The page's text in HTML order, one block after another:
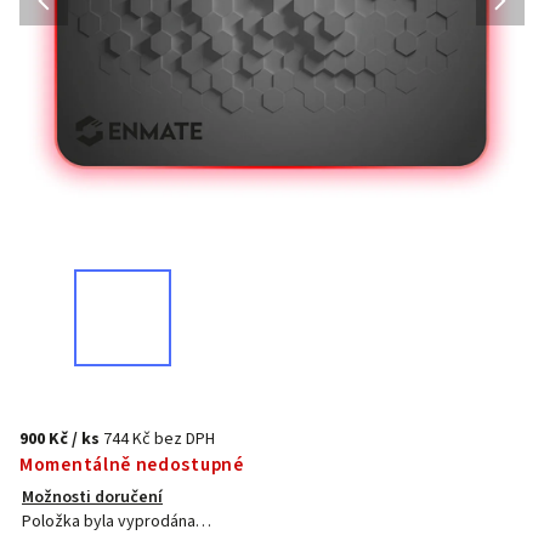
900 Kč/ ks 744 Kč bez DPH
Momentálně nedostupné
Možnosti doručení
Položka byla vyprodána…